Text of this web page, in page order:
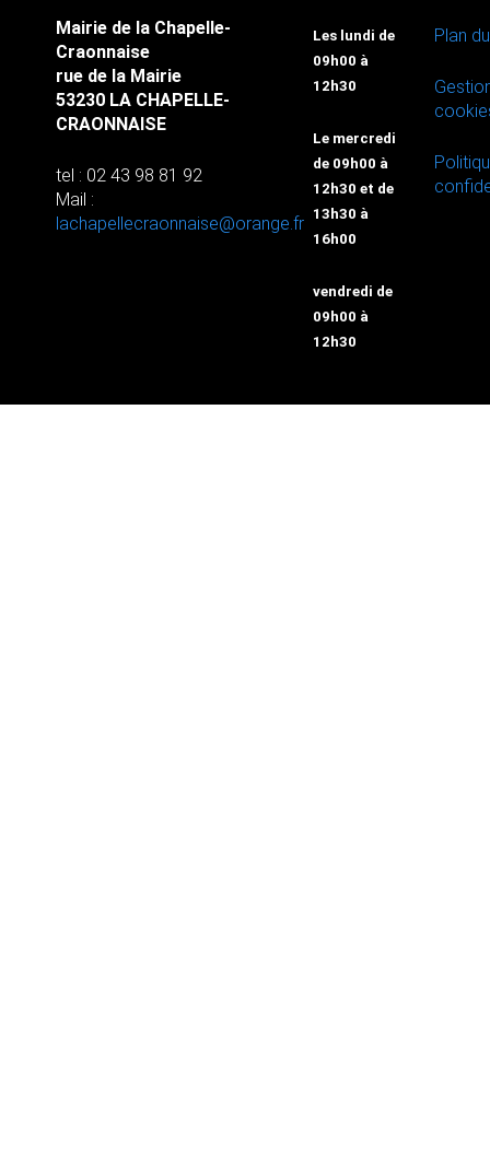
Mairie de la Chapelle-
Craonnaise
rue de la Mairie
53230 LA CHAPELLE-
CRAONNAISE
tel : 02 43 98 81 92
Mail :
lachapellecraonnaise@orange.fr
Les lundi de
09h00 à
12h30
Le mercredi
de 09h00 à
12h30 et de
13h30 à
16h00
vendredi de
09h00 à
12h30
Plan